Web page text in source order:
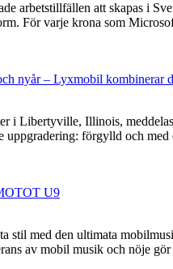
arbetstillfällen att skapas i
För varje krona som
nyår – Lyxmobil kombinerar
i Libertyville, Illinois,
uppgradering: förgylld och
U9
stil med den ultimata
av mobil musik och nöje